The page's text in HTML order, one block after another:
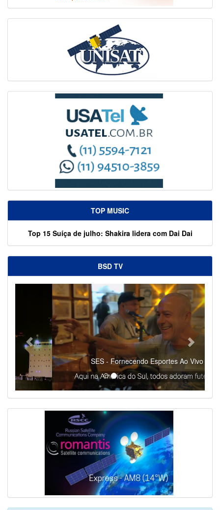
TOP MUSIC
Top 15 Suíça de julho: Shakira lidera com Dai Dai
BSD TV
SES - Fornecendo Esportes Ao Vivo